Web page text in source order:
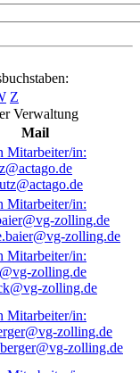
Z
Verwaltung
Mail
zolling.de
zolling.de
zolling.de